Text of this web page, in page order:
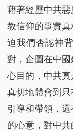
藉著經歷中共
教信仰的事實
迫我們否認神
對，企圖在中
心目的，中共
真切地體會到
引導和帶領，
的心意，對中